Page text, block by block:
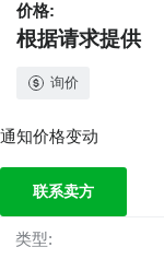
价格:
根据请求提供
询价
通知价格变动
联系卖方
类型: